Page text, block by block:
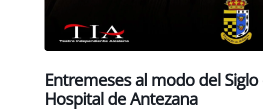
Entremeses al modo del
Hospital de Antezana